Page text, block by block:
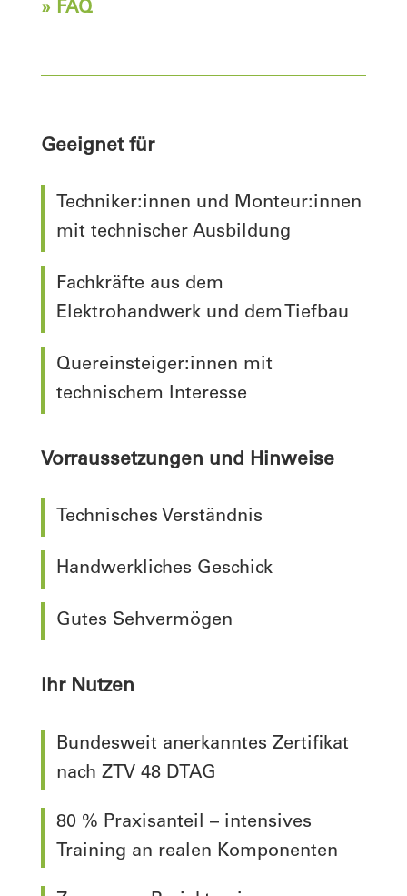
» FAQ
Geeignet für
Techniker:innen und Monteur:innen
mit technischer Ausbildung
Fachkräfte aus dem
Elektrohandwerk und dem Tiefbau
Quereinsteiger:innen mit
technischem Interesse
Vorraussetzungen und Hinweise
Technisches Verständnis
Handwerkliches Geschick
Gutes Sehvermögen
Ihr Nutzen
Bundesweit anerkanntes Zertifikat
nach ZTV 48 DTAG
80 % Praxisanteil – intensives
Training an realen Komponenten